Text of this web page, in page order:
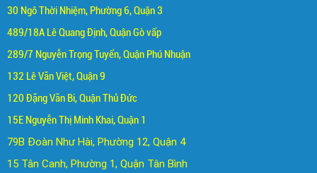
30 Ngô Thời Nhiệm, Phường 6, Quận 3
489/18A Lê Quang Định, Quận Gò vấp
289/7 Nguyễn Trọng Tuyển, Quận Phú Nhuận
132 Lê Văn Việt, Quận 9
120 Đặng Văn Bi, Quận Thủ Đức
15E Nguyễn Thị Minh Khai, Quận 1
79B Đoàn Như Hài, Phường 12, Quận 4
15 Tân Canh, Phường 1, Quận Tân Bình